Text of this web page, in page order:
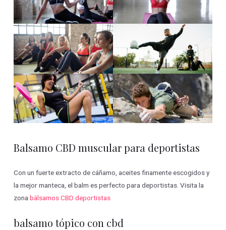
Balsamo CBD muscular para deportistas
Con un fuerte extracto de cáñamo, aceites finamente escogidos y
la mejor manteca, el balm es perfecto para deportistas. Visita la
zonabálsamos CBD deportistas
balsamo tópico con cbd